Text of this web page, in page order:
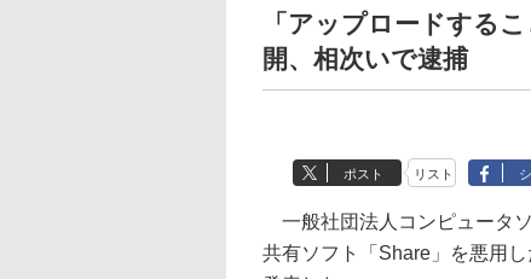
「アップロードする
開、相次いで逮捕
ポスト リスト
一般社団法人コンピュータ
共有ソフト「Share」を悪用